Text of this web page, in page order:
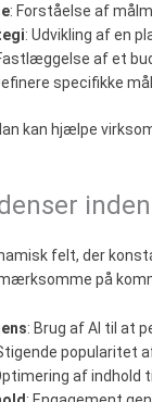
: Forståelse af
: Udvikling af en
af et
specifikke
kan hjælpe
felt, der
på
: Brug af AI til at
popularitet
af indhold